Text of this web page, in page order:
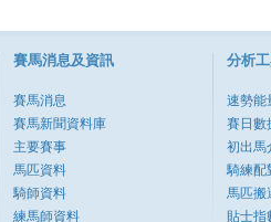
賽馬消息及資訊
賽馬消息
賽馬新聞資料庫
主要賽事
馬匹資料
騎師資料
練馬師資料
分析
速勢能
賽日數
初出馬
騎練配
馬匹搬
貼士指